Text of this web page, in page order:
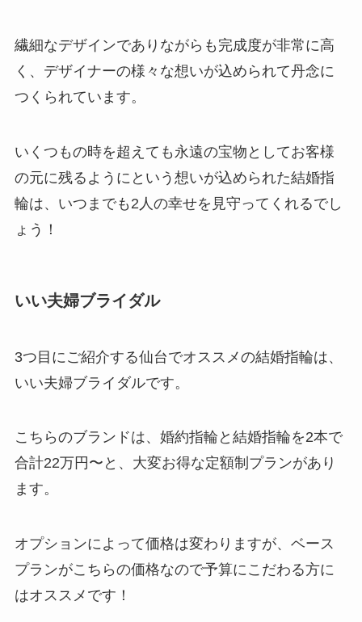
繊細なデザインでありながらも完成度が非常に高
く、デザイナーの様々な想いが込められて丹念に
つくられています。
いくつもの時を超えても永遠の宝物としてお客様
の元に残るようにという想いが込められた結婚指
輪は、いつまでも2人の幸せを見守ってくれるでし
ょう！
いい夫婦ブライダル
3つ目にご紹介する仙台でオススメの結婚指輪は、
いい夫婦ブライダルです。
こちらのブランドは、婚約指輪と結婚指輪を2本で
合計22万円〜と、大変お得な定額制プランがあり
ます。
オプションによって価格は変わりますが、ベース
プランがこちらの価格なので予算にこだわる方に
はオススメです！